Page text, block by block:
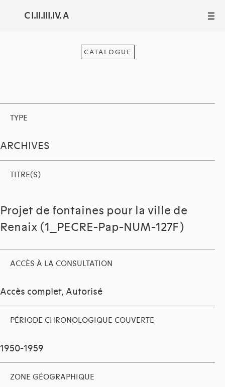
C I.II.III.IV. A III
CATALOGUE
TYPE
ARCHIVES
TITRE(S)
Projet de fontaines pour la ville de
Renaix (1_PECRE-Pap-NUM-127F)
ACCÈS À LA CONSULTATION
Accès complet, Autorisé
PÉRIODE CHRONOLOGIQUE COUVERTE
1950-1959
ZONE GÉOGRAPHIQUE